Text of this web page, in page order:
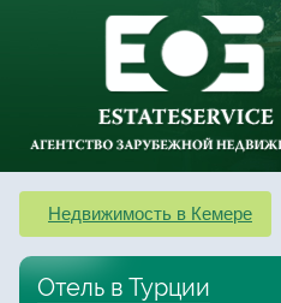
Недвижимость в Кемере
Отель в Турции